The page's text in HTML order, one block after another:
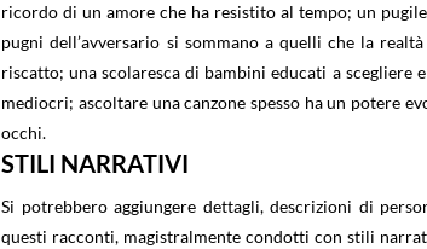
ricordo di un amore che ha resistito al tempo; un
pugni dell’avversario si sommano a quelli che la
riscatto; una scolaresca di bambini educati a
mediocri; ascoltare una canzone spesso ha un potere
occhi.
STILI NARRATIVI
Si potrebbero aggiungere dettagli, descrizioni di
questi racconti, magistralmente condotti con stili